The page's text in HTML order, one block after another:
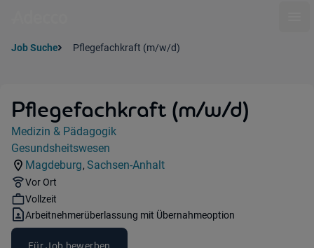
Job Suche Pflegefachkraft (m/w/d)
Pflegefachkraft (m/w/d)
Jobdetails
Kategorie:
Medizin & Pädagogik
Industry:
Gesundsheitswesen
Standorte:
Magdeburg,
Region:
Sachsen-Anhalt
Remote Option:
Vor Ort
Workhours:
Vollzeit
Vertragsart:
Arbeitnehmerüberlassung mit Übernahmeoption